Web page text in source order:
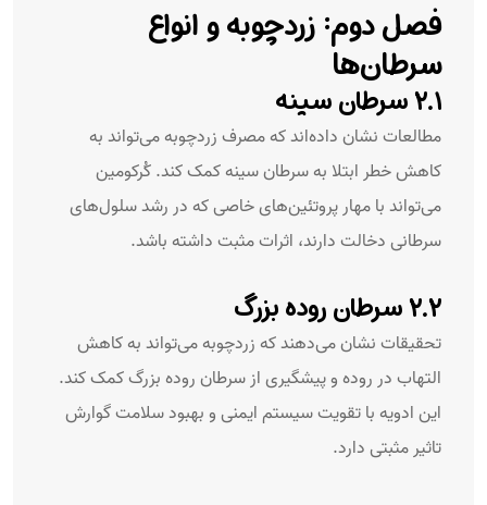
فصل دوم: زردچوبه و انواع
سرطان‌ها
۲.۱ سرطان سینه
مطالعات نشان داده‌اند که مصرف زردچوبه می‌تواند به
کاهش خطر ابتلا به سرطان سینه کمک کند. کُرکومین
می‌تواند با مهار پروتئین‌های خاصی که در رشد سلول‌های
سرطانی دخالت دارند، اثرات مثبت داشته باشد.
۲.۲ سرطان روده بزرگ
تحقیقات نشان می‌دهند که زردچوبه می‌تواند به کاهش
التهاب در روده و پیشگیری از سرطان روده بزرگ کمک کند.
این ادویه با تقویت سیستم ایمنی و بهبود سلامت گوارش
تاثیر مثبتی دارد.